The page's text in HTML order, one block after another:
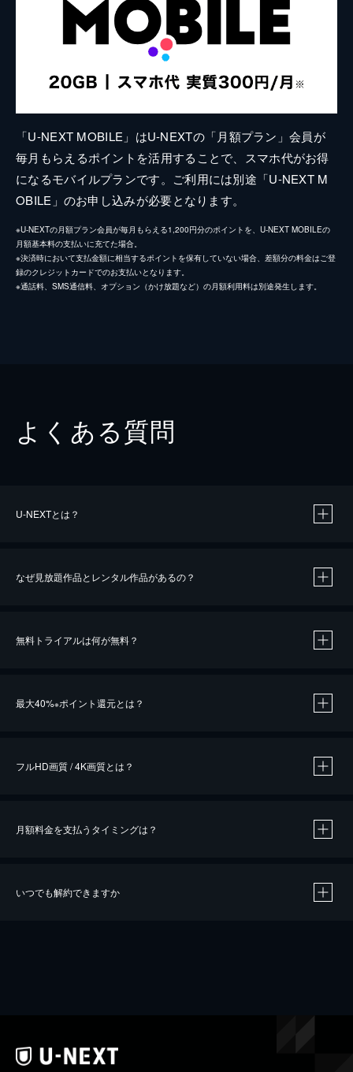
「U-NEXT MOBILE」はU-NEXTの「月額プラン」会員が
毎月もらえるポイントを活用することで、スマホ代がお得
になるモバイルプランです。ご利用には別途「U-NEXT M
OBILE」のお申し込みが必要となります。
※U-NEXTの月額プラン会員が毎月もらえる1,200円分のポイントを、U-NEXT MOBILEの
月額基本料の支払いに充てた場合。
※決済時において支払金額に相当するポイントを保有していない場合、差額分の料金はご登
録のクレジットカードでのお支払いとなります。
※通話料、SMS通信料、オプション（かけ放題など）の月額利用料は別途発生します。
よくある質問
U-NEXTとは？
なぜ見放題作品とレンタル作品があるの？
無料トライアルは何が無料？
最大40%※ポイント還元とは？
※40％ポイント還元の対象は、クレジットカード決済による作品の購入 / レンタルです。
iOSアプリのUコイン決済による作品の購入 / レンタルは、20％のポイント還元です。
フルHD画質 / 4K画質とは？
月額料金を支払うタイミングは？
いつでも解約できますか